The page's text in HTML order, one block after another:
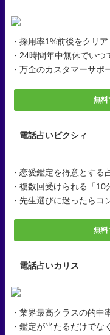
・採用率1%前後をクリ
・24時間年中無休でい
・万全のカスタマーサポ
無料
電話占いピクシィ
・恋愛鑑定を得意とする
・複数回受けられる「
・先生選びに迷ったらコ
無料
電話占いカリス
・業界最高クラスの的
・鑑定が当たるだけで